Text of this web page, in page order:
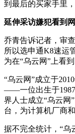
到最后的买家手里
延伸采访嫌犯看到
乔青告诉记者，审
所以选申通K8速运
为在“乌云网”上看
“乌云网”成立于
——一位出生于1987
界人士成立“乌云网
台，为计算机厂商
据不完全统计，“乌